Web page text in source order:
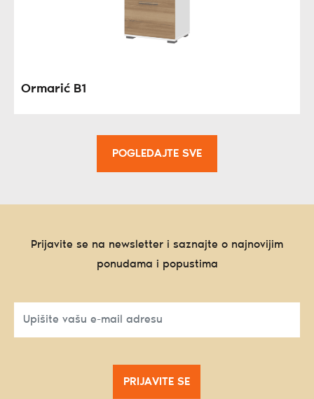
Ormarić B1
POGLEDAJTE SVE
Prijavite se na newsletter i saznajte o najnovijim
ponudama i popustima
PRIJAVITE SE